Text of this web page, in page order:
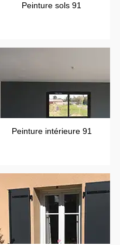
Peinture sols 91
Peinture intérieure 91